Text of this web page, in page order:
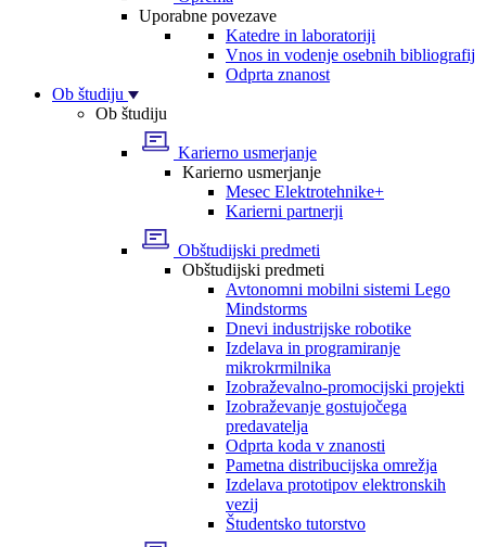
Uporabne povezave
Katedre in laboratoriji
Vnos in vodenje osebnih bibliografij
Odprta znanost
Ob študiju
Ob študiju
Karierno usmerjanje
Karierno usmerjanje
Mesec Elektrotehnike+
Karierni partnerji
Obštudijski predmeti
Obštudijski predmeti
Avtonomni mobilni sistemi Lego
Mindstorms
Dnevi industrijske robotike
Izdelava in programiranje
mikrokrmilnika
Izobraževalno-promocijski projekti
Izobraževanje gostujočega
predavatelja
Odprta koda v znanosti
Pametna distribucijska omrežja
Izdelava prototipov elektronskih
vezij
Študentsko tutorstvo